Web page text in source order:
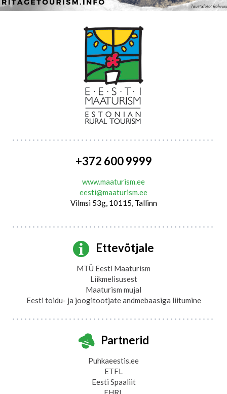
+372 600 9999
www.maaturism.ee
eesti@maaturism.ee
Vilmsi 53g, 10115, Tallinn
Ettevõtjale
MTÜ Eesti Maaturism
Liikmelisusest
Maaturism mujal
Eesti toidu- ja joogitootjate andmebaasiga liitumine
Partnerid
Puhkaeestis.ee
ETFL
Eesti Spaaliit